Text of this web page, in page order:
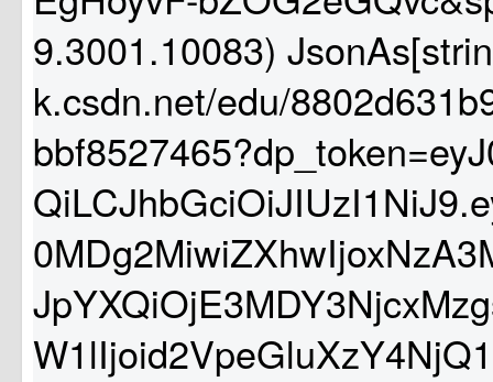
9.3001.10083)
k.csdn.net/edu/